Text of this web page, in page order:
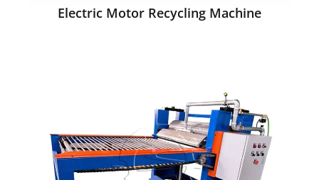
Electric Motor Recycling Machine